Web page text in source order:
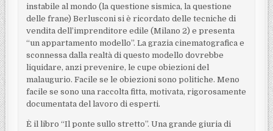
instabile al mondo (la questione sismica, la questione
delle frane) Berlusconi si è ricordato delle tecniche di
vendita dell’imprenditore edile (Milano 2) e presenta
“un appartamento modello”. La grazia cinematografica e
sconnessa dalla realtà di questo modello dovrebbe
liquidare, anzi prevenire, le cupe obiezioni del
malaugurio. Facile se le obiezioni sono politiche. Meno
facile se sono una raccolta fitta, motivata, rigorosamente
documentata del lavoro di esperti.
È il libro “Il ponte sullo stretto”. Una grande giuria di